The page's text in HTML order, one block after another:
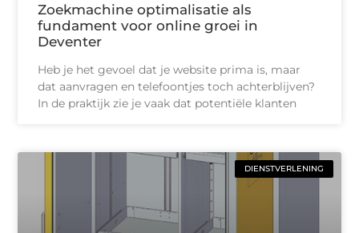
Zoekmachine optimalisatie als
fundament voor online groei in
Deventer
Heb je het gevoel dat je website prima is, maar
dat aanvragen en telefoontjes toch achterblijven?
In de praktijk zie je vaak dat potentiële klanten
DIENSTVERLENING